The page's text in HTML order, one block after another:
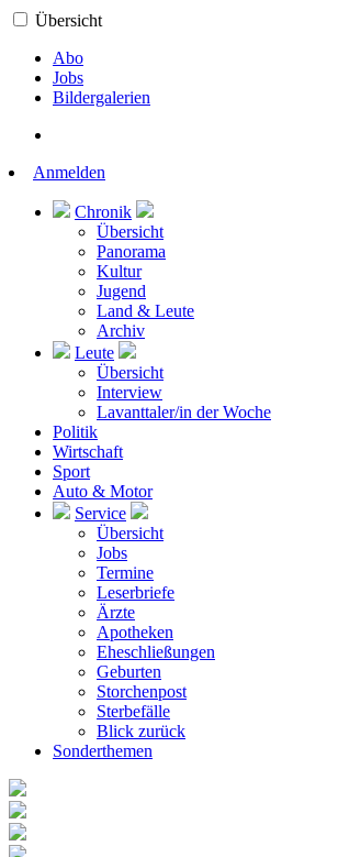
Übersicht
Abo
Jobs
Bildergalerien
Anmelden
Chronik
Übersicht
Panorama
Kultur
Jugend
Land & Leute
Archiv
Leute
Übersicht
Interview
Lavanttaler/in der Woche
Politik
Wirtschaft
Sport
Auto & Motor
Service
Übersicht
Jobs
Termine
Leserbriefe
Ärzte
Apotheken
Eheschließungen
Geburten
Storchenpost
Sterbefälle
Blick zurück
Sonderthemen